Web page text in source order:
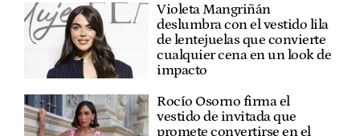
Violeta Mangriñán
deslumbra con el vestido lila
de lentejuelas que convierte
cualquier cena en un look de
impacto
Rocío Osorno firma el
vestido de invitada que
promete convertirse en el